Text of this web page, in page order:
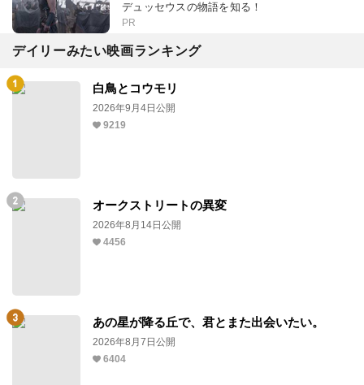
デュッセウスの物語を知る！
PR
デイリーみたい映画ランキング
白鳥とコウモリ
2026年9月4日公開
9219
オークストリートの異変
2026年8月14日公開
4456
あの星が降る丘で、君とまた出会いたい。
2026年8月7日公開
6404